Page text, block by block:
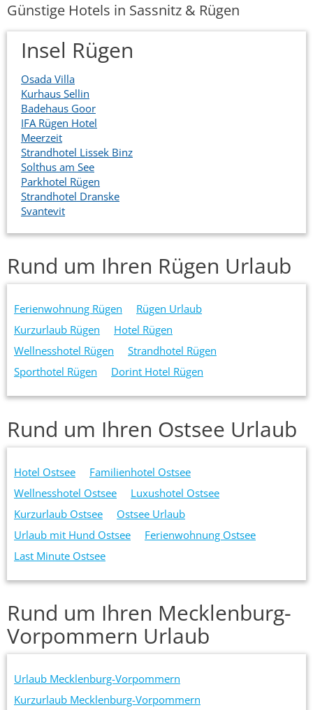
Günstige Hotels in Sassnitz & Rügen
Insel Rügen
Osada Villa
Kurhaus Sellin
Badehaus Goor
IFA Rügen Hotel
Meerzeit
Strandhotel Lissek Binz
Solthus am See
Parkhotel Rügen
Strandhotel Dranske
Svantevit
Rund um Ihren Rügen Urlaub
Ferienwohnung Rügen
Rügen Urlaub
Kurzurlaub Rügen
Hotel Rügen
Wellnesshotel Rügen
Strandhotel Rügen
Sporthotel Rügen
Dorint Hotel Rügen
Rund um Ihren Ostsee Urlaub
Hotel Ostsee
Familienhotel Ostsee
Wellnesshotel Ostsee
Luxushotel Ostsee
Kurzurlaub Ostsee
Ostsee Urlaub
Urlaub mit Hund Ostsee
Ferienwohnung Ostsee
Last Minute Ostsee
Rund um Ihren Mecklenburg-
Vorpommern Urlaub
Urlaub Mecklenburg-Vorpommern
Kurzurlaub Mecklenburg-Vorpommern